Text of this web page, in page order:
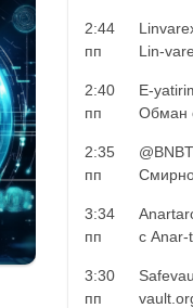
2:44
пп
Lin-
2:40
пп
E-
Обман
2:35
пп
3:34
пп
с Anar-
3:30
пп